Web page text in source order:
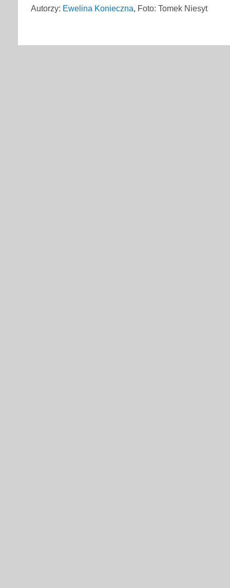
Autorzy: Ewelina Konieczna, Foto: Tomek Niesyt